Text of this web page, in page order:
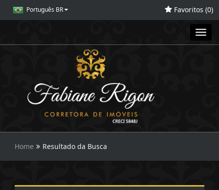
Português BR Favoritos (0)
Home Resultado da Busca